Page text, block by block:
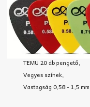
TEMU 20 db pengető,
Vegyes színek,
Vastagság 0,58 - 1,5 mm